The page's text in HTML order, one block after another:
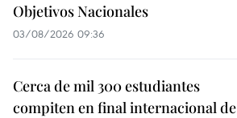
Objetivos Nacionales
03/08/2026 09:36
Cerca de mil 300 estudiantes
compiten en final internacional de